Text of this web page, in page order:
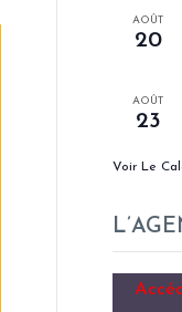
AOÛT
20
AOÛT
23
Voir Le